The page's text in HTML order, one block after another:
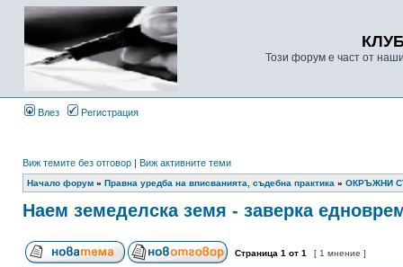
Този форум е част от
Влез Регистрация
Виж темите без отговор | Виж активните теми
Начало форум » Правна уредба на вписванията, съдебна практика » ОКРЪЖНИ
Наем земеделска земя - заверка
Страница 1 от 1 [ 1 мнение ]